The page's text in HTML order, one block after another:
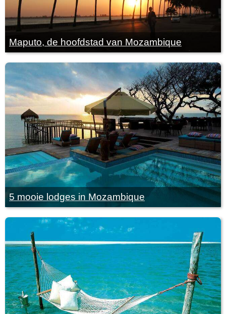
Maputo, de hoofdstad van Mozambique
5 mooie lodges in Mozambique